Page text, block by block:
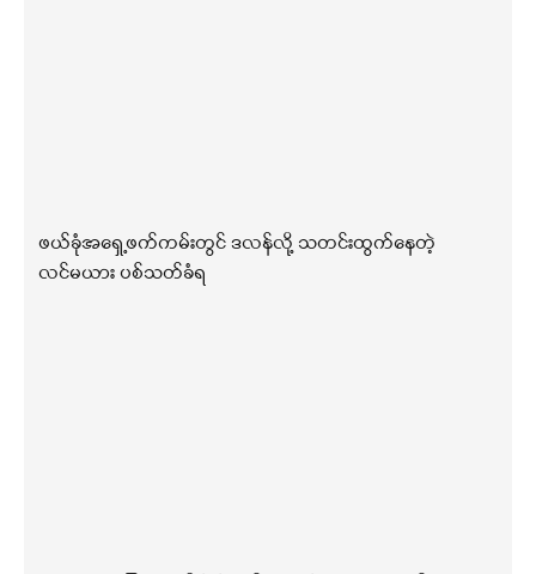
ဖယ်ခုံအရှေ့ဖက်ကမ်းတွင် ဒလန်လို့ သတင်းထွက်နေတဲ့
လင်မယား ပစ်သတ်ခံရ